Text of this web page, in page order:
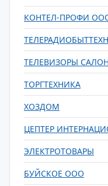
КОНТЕЛ-ПРОФИ
ТЕЛЕВИЗОРЫ
ТОРГТЕХНИКА
ХОЗДОМ
ЦЕПТЕР
ЭЛЕКТРОТОВАРЫ
БУЙСКОЕ ООО